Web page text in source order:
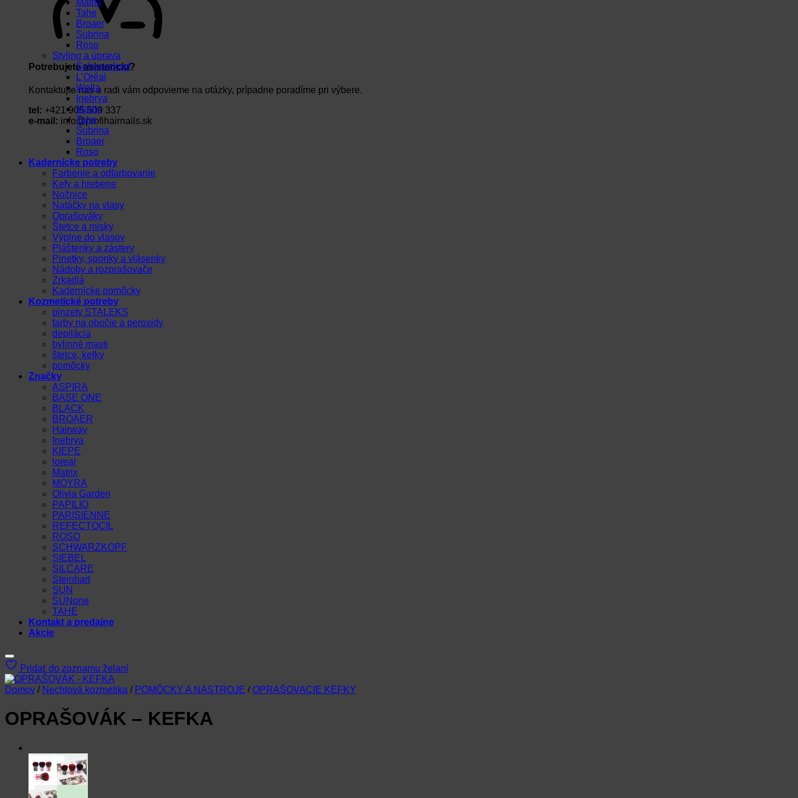
Potrebujete asistenciu?
Kontaktujte nás a radi vám odpovieme na otázky, prípadne poradíme pri výbere.
tel: +421 905 509 337
e-mail: info@profihairnails.sk
Matrix
Tahe
Broaer
Subrina
Roso
Styling a úprava
Schwarzkopf
L’Oréal
Wella
Inebrya
Matrix
Tahe
Subrina
Broaer
Roso
Kadernícke potreby
Farbenie a odfarbovanie
Kefy a hrebene
Nožnice
Natáčky na vlasy
Oprašováky
Štetce a misky
Výplne do vlasov
Pláštenky a zástery
Pinetky, sponky a vlásenky
Nádoby a rozprašovače
Zrkadlá
Kadernícke pomôcky
Kozmetické potreby
pinzety STALEKS
farby na obočie a peroxidy
depilácia
bylinné masti
štetce, kefky
pomôcky
Značky
ASPIRA
BASE ONE
BLACK
BROAER
Hairway
Inebrya
KIEPE
loreal
Matrix
MOYRA
Olivia Garden
PAPILIO
PARISIENNE
REFECTOCIL
ROSO
SCHWARZKOPF
SIEBEL
SILCARE
Steinhart
SUN
SUNone
TAHE
Kontakt a predajne
Akcie
Pridať do zoznamu želaní
Domov / Nechtová kozmetika / POMÔCKY A NÁSTROJE / OPRAŠOVACIE KEFKY
OPRAŠOVÁK – KEFKA